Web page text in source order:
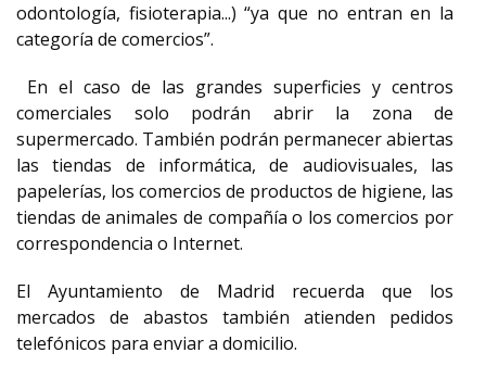
odontología, fisioterapia...) “ya que no entran en la
categoría de comercios”.
En el caso de las grandes superficies y centros
comerciales solo podrán abrir la zona de
supermercado. También podrán permanecer abiertas
las tiendas de informática, de audiovisuales, las
papelerías, los comercios de productos de higiene, las
tiendas de animales de compañía o los comercios por
correspondencia o Internet.
El Ayuntamiento de Madrid recuerda que los
mercados de abastos también atienden pedidos
telefónicos para enviar a domicilio.